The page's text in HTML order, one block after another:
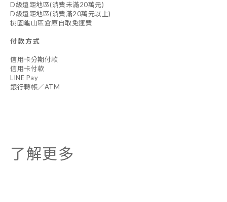
D級遠距地區(消費未滿20萬元)
D級遠距地區(消費滿20萬元以上)
桃園龜山區倉庫自取免運費
付款方式
信用卡分期付款
信用卡付款
LINE Pay
銀行轉帳／ATM
了解更多